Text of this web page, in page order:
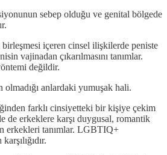
sebep olduğu ve genital bölgede
içeren cinsel ilişkilerde peniste
vajinadan çıkarılmasını tanımlar.
değildir.
olmadığı anlardaki yumuşak hali.
farklı cinsiyetteki bir kişiye çekim
de erkeklere karşı duygusal, romantik
erkekleri tanımlar. LGBTIQ+